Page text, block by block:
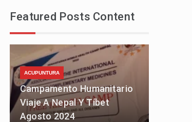
Featured Posts Content
ACUPUNTURA
Campamento Humanitario
Viaje A Nepal Y Tíbet
Agosto 2024